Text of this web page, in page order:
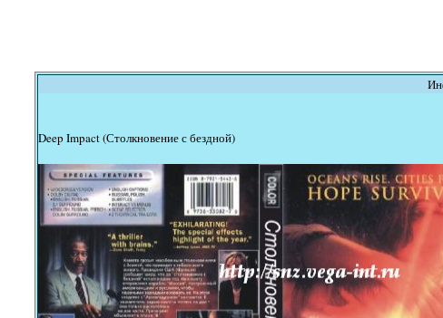
Deep Impact (Столкновение с бездной)